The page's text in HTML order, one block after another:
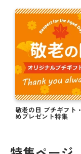
敬老の日 プチギフト
めプレゼント特集